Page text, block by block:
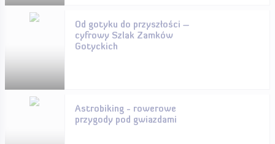
Od gotyku do przyszłości –
cyfrowy Szlak Zamków
Gotyckich
Astrobiking - rowerowe
przygody pod gwiazdami